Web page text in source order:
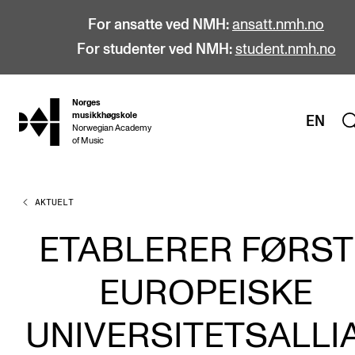
For ansatte ved NMH: ansatt.nmh.no
For studenter ved NMH: student.nmh.no
hjem
Norges
musikkhøgskole
Norwegian Academy
of Music
EN
STUDIER
Alle studier
Bachelor
Doktorgrad
Årsstudium og videreutdanning
AKTUELT
ETABLERER
EUROPEISKE